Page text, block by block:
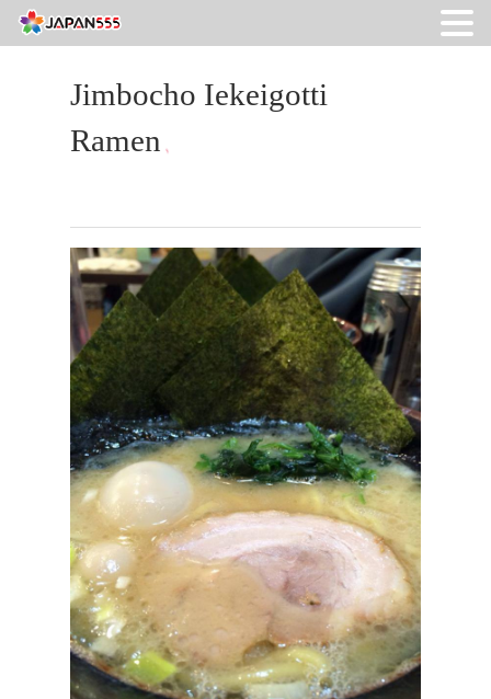
Jimbocho Iekeigotti
Ramen